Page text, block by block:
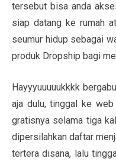
tersebut bisa anda
siap datang ke rumah
seumur hidup sebagai
produk Dropship bagi
Hayyyuuuuukkkk
aja dulu, tinggal ke
gratisnya selama tiga
dipersilahkan daftar
tertera disana, lalu